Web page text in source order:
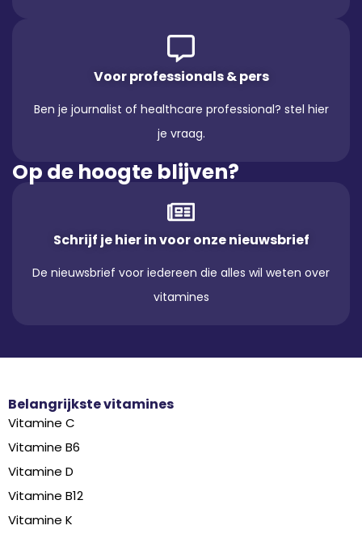
Voor professionals & pers
Ben je journalist of healthcare professional? stel hier
je vraag.
Op de hoogte blijven?
Schrijf je hier in voor onze nieuwsbrief
De nieuwsbrief voor iedereen die alles wil weten over
vitamines
Belangrijkste vitamines
Vitamine C
Vitamine B6
Vitamine D
Vitamine B12
Vitamine K